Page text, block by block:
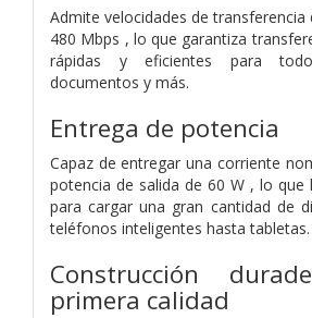
Admite velocidades de transferencia
480 Mbps , lo que garantiza
rápidas y eficientes para
documentos y más.
Entrega de potencia
Capaz de entregar una corriente
potencia de salida de 60 W , lo que
para cargar una gran cantidad de
teléfonos inteligentes hasta tabletas.
Construcción
primera calidad